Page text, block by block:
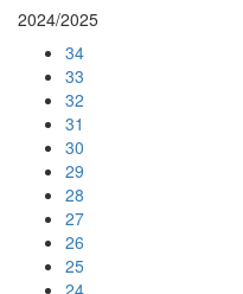
2024/2025
34
33
32
31
30
29
28
27
26
25
24